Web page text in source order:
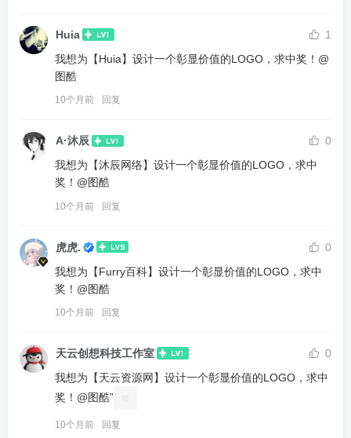
Huia
1
我想为【Huia】设计一个彰显价值的LOGO，求中奖！@
图酷
10个月前 回复
A·沐辰
0
我想为【沐辰网络】设计一个彰显价值的LOGO，求中
奖！@图酷
10个月前 回复
虎虎.
0
我想为【Furry百科】设计一个彰显价值的LOGO，求中
奖！@图酷
10个月前 回复
天云创想科技工作室
0
我想为【天云资源网】设计一个彰显价值的LOGO，求中
奖！@图酷”
10个月前 回复